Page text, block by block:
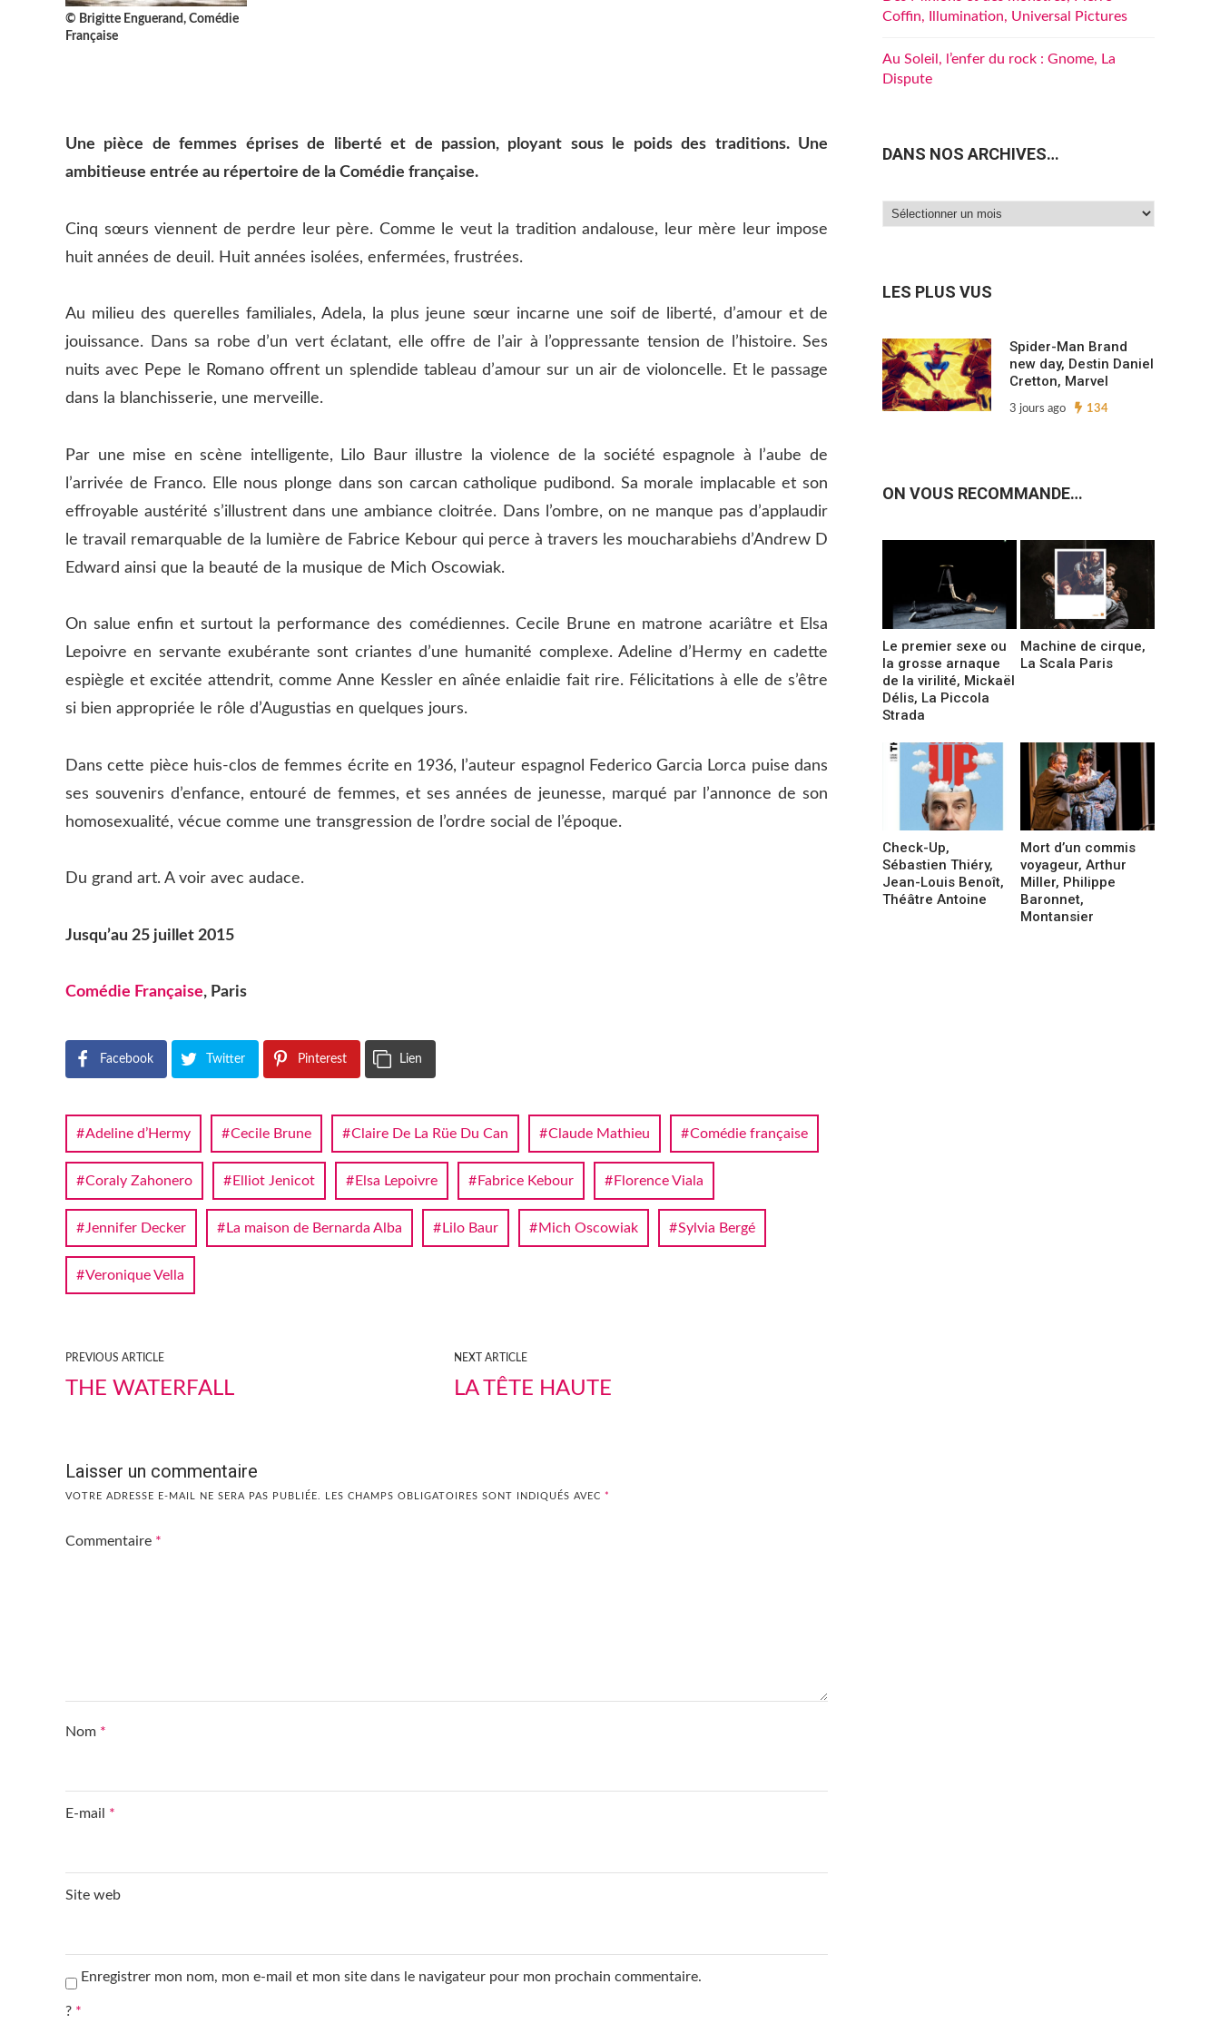
© Brigitte Enguerand, Comédie
Française
Une pièce de femmes éprises de liberté et de passion, ployant sous le poids des traditions. Une
ambitieuse entrée au répertoire de la Comédie française.
Cinq sœurs viennent de perdre leur père. Comme le veut la tradition andalouse, leur mère leur impose
huit années de deuil. Huit années isolées, enfermées, frustrées.
Au milieu des querelles familiales, Adela, la plus jeune sœur incarne une soif de liberté, d’amour et de
jouissance. Dans sa robe d’un vert éclatant, elle offre de l’air à l’oppressante tension de l’histoire. Ses
nuits avec Pepe le Romano offrent un splendide tableau d’amour sur un air de violoncelle. Et le passage
dans la blanchisserie, une merveille.
Par une mise en scène intelligente, Lilo Baur illustre la violence de la société espagnole à l’aube de
l’arrivée de Franco. Elle nous plonge dans son carcan catholique pudibond. Sa morale implacable et son
effroyable austérité s’illustrent dans une ambiance cloitrée. Dans l’ombre, on ne manque pas d’applaudir
le travail remarquable de la lumière de Fabrice Kebour qui perce à travers les moucharabiehs d’Andrew D
Edward ainsi que la beauté de la musique de Mich Oscowiak.
On salue enfin et surtout la performance des comédiennes. Cecile Brune en matrone acariâtre et Elsa
Lepoivre en servante exubérante sont criantes d’une humanité complexe. Adeline d’Hermy en cadette
espiègle et excitée attendrit, comme Anne Kessler en aînée enlaidie fait rire. Félicitations à elle de s’être
si bien appropriée le rôle d’Augustias en quelques jours.
Dans cette pièce huis-clos de femmes écrite en 1936, l’auteur espagnol Federico Garcia Lorca puise dans
ses souvenirs d’enfance, entouré de femmes, et ses années de jeunesse, marqué par l’annonce de son
homosexualité, vécue comme une transgression de l’ordre social de l’époque.
Du grand art. A voir avec audace.
Jusqu’au 25 juillet 2015
Comédie Française, Paris
Facebook Twitter Pinterest Lien
Adeline d’Hermy Cecile Brune Claire De La Rüe Du Can Claude Mathieu Comédie française
Coraly Zahonero Elliot Jenicot Elsa Lepoivre Fabrice Kebour Florence Viala
Jennifer Decker La maison de Bernarda Alba Lilo Baur Mich Oscowiak Sylvia Bergé
Veronique Vella
PREVIOUS ARTICLE
THE WATERFALL
NEXT ARTICLE
LA TÊTE HAUTE
Laisser un commentaire
VOTRE ADRESSE E-MAIL NE SERA PAS PUBLIÉE. LES CHAMPS OBLIGATOIRES SONT INDIQUÉS AVEC *
Commentaire *
Nom *
E-mail *
Site web
Enregistrer mon nom, mon e-mail et mon site dans le navigateur pour mon prochain commentaire.
? *
Coffin, Illumination, Universal Pictures
Au Soleil, l’enfer du rock : Gnome, La
Dispute
DANS NOS ARCHIVES…
Dans
LES PLUS VUS
Spider-Man Brand
new day, Destin Daniel
Cretton, Marvel
3 jours ago 134
ON VOUS RECOMMANDE…
Le premier sexe ou
la grosse arnaque
de la virilité, Mickaël
Délis, La Piccola
Strada
Machine de cirque,
La Scala Paris
Check-Up,
Sébastien Thiéry,
Jean-Louis Benoît,
Théâtre Antoine
Mort d’un commis
voyageur, Arthur
Miller, Philippe
Baronnet,
Montansier